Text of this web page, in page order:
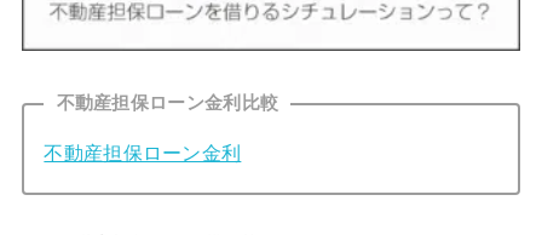
不動産担保ローン金利比較
不動産担保ローン金利